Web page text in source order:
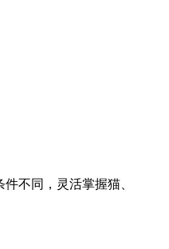
不同，灵活掌握猫、